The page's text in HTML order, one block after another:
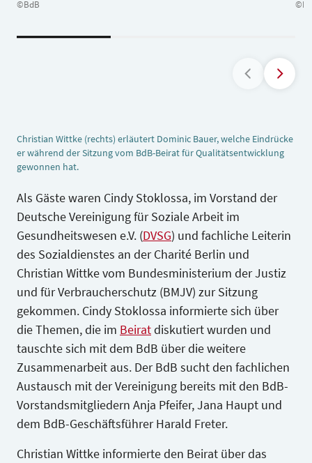
©BdB
Video Abspielen
Christian Wittke (rechts) erläutert Dominic Bauer, welche Eindrücke
er während der Sitzung vom BdB-Beirat für Qualitätsentwicklung
gewonnen hat.
Als Gäste waren Cindy Stoklossa, im Vorstand der
Deutsche Vereinigung für Soziale Arbeit im
Gesundheitswesen e.V. (DVSG) und fachliche Leiterin
des Sozialdienstes an der Charité Berlin und
Christian Wittke vom Bundesministerium der Justiz
und für Verbraucherschutz (BMJV) zur Sitzung
gekommen. Cindy Stoklossa informierte sich über
die Themen, die im Beiratdiskutiert wurden und
tauschte sich mit dem BdB über die weitere
Zusammenarbeit aus. Der BdB sucht den fachlichen
Austausch mit der Vereinigung bereits mit den BdB-
Vorstandsmitgliedern Anja Pfeifer, Jana Haupt und
dem BdB-Geschäftsführer Harald Freter.
Christian Wittke informierte den Beirat über das